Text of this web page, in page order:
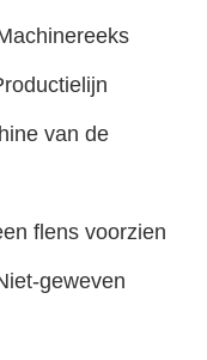
van de
flens voorzien
geweven